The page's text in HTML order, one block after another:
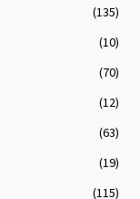
(135)
(10)
(70)
(12)
(63)
(19)
(115)